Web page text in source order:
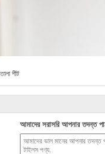
শীট
আমাদের সরাসরি আপনার তদন্ত